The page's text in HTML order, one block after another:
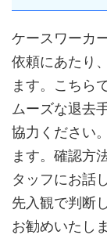
ケースワーカ
依頼にあたり
ます。こちら
ムーズな退去
協力ください
ます。確認方
タッフにお話
先入観で判断
お勧めいたし